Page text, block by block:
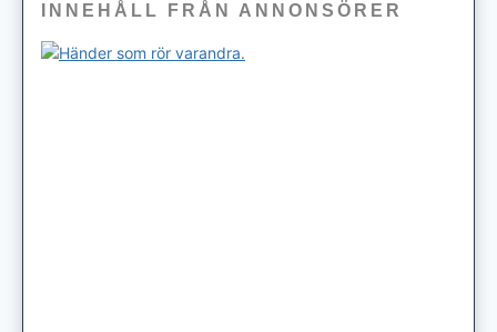
INNEHÅLL FRÅN ANNONSÖRER